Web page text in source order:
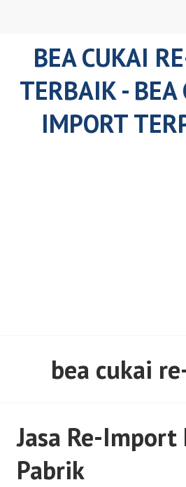
BEA CUKAI
TERBAIK - BEA
IMPORT
bea cukai
Jasa Re-Import
Pabrik